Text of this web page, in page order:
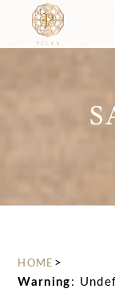
HOME >
Warning :